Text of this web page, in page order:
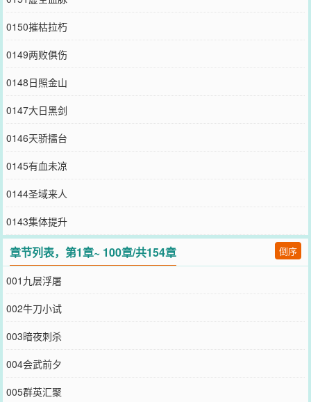
0150摧枯拉朽
0149两败俱伤
0148日照金山
0147大日黑剑
0146天骄擂台
0145有血未凉
0144圣域来人
0143集体提升
章节列表，第1章~ 100章/共154章 倒序
001九层浮屠
002牛刀小试
003暗夜刺杀
004会武前夕
005群英汇聚